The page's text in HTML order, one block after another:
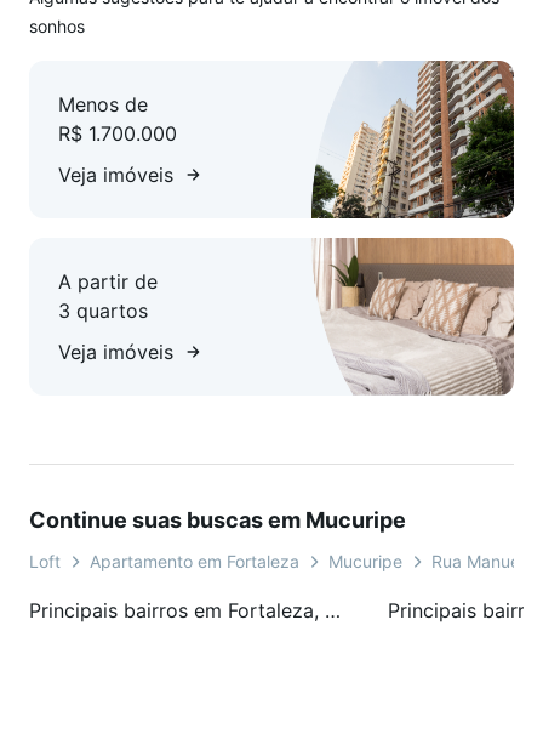
sonhos
Menos de
R$ 1.700.000
Veja imóveis
A partir de
3 quartos
Veja imóveis
Continue suas buscas em Mucuripe
Loft Apartamento em Fortaleza Mucuripe Rua Manuel
Principais bairros em Fortaleza, CE